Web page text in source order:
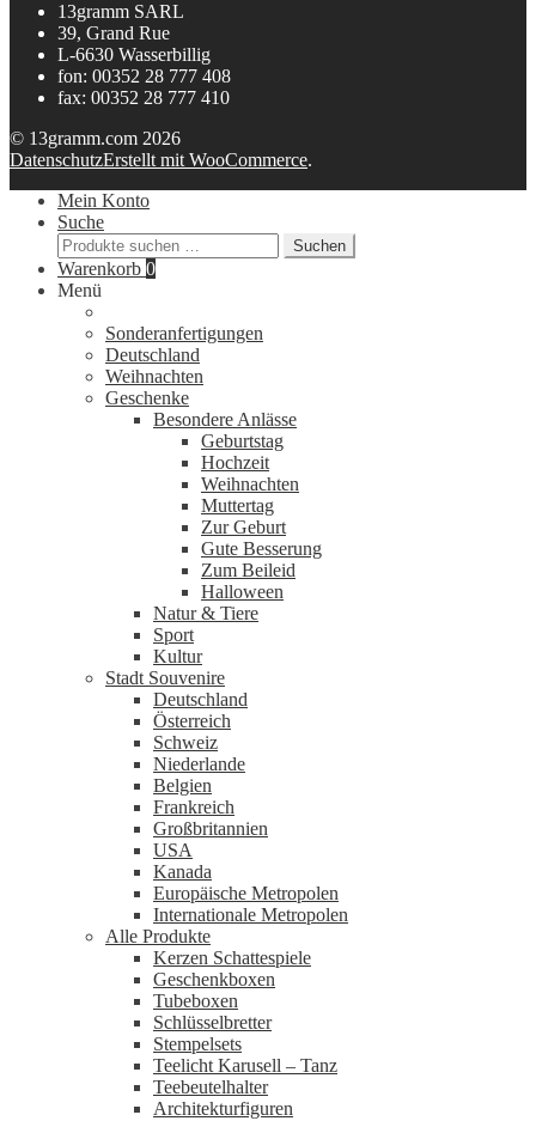
13gramm SARL
39, Grand Rue
L-6630 Wasserbillig
fon: 00352 28 777 408
fax: 00352 28 777 410
© 13gramm.com 2026
DatenschutzErstellt mit WooCommerce.
Mein Konto
Suche
Suchen
nach:
Suchen
Warenkorb 0
Menü
Sonderanfertigungen
Deutschland
Weihnachten
Geschenke
Besondere Anlässe
Geburtstag
Hochzeit
Weihnachten
Muttertag
Zur Geburt
Gute Besserung
Zum Beileid
Halloween
Natur & Tiere
Sport
Kultur
Stadt Souvenire
Deutschland
Österreich
Schweiz
Niederlande
Belgien
Frankreich
Großbritannien
USA
Kanada
Europäische Metropolen
Internationale Metropolen
Alle Produkte
Kerzen Schattespiele
Geschenkboxen
Tubeboxen
Schlüsselbretter
Stempelsets
Teelicht Karusell – Tanz
Teebeutelhalter
Architekturfiguren